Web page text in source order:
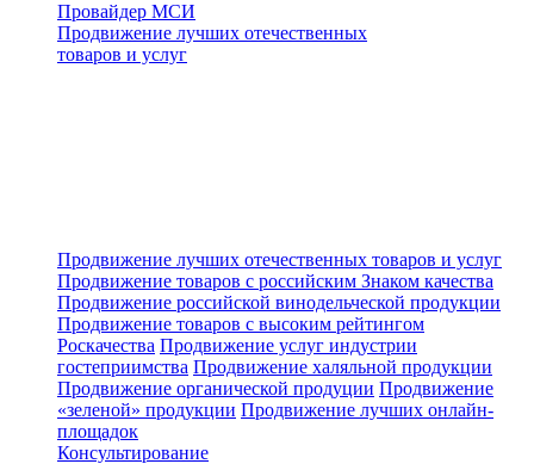
Провайдер МСИ
Продвижение лучших отечественных
товаров и услуг
Продвижение лучших отечественных товаров и услуг
Продвижение товаров с российским Знаком качества
Продвижение российской винодельческой продукции
Продвижение товаров с высоким рейтингом
Роскачества Продвижение услуг индустрии
гостеприимства Продвижение халяльной продукции
Продвижение органической продуции Продвижение
«зеленой» продукции Продвижение лучших онлайн-
площадок
Консультирование